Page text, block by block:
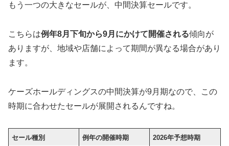
もう一つの大きなセールが、中間決算セールです。
こちらは例年8月下旬から9月にかけて開催される傾向が
ありますが、地域や店舗によって期間が異なる場合があり
ます。
ケーズホールディングスの中間決算が9月期なので、この
時期に合わせたセールが展開されるんですね。
セール種別 例年の開催時期 2026年予想時期